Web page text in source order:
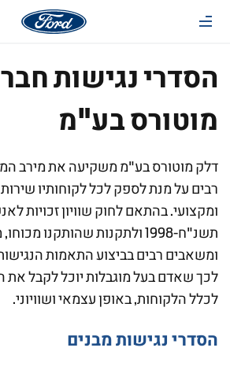
הסדרי נגישות
מוטורס בע"מ
דלק מוטורס בע"מ משקיעה את מירב
רבים על מנת לספק לכל לקוחותיו שירות
ומקצועי. בהתאם לחוק שוויון זכויות
תשנ"ח-1998 ולתקנות שהותקנו
ומשאבים רבים בביצוע התאמות
לכך שאדם בעל מוגבלות יוכל לקבל את
לכלל הלקוחות, באופן עצמאי ושוויוני.
הסדרי נגישות מבנים